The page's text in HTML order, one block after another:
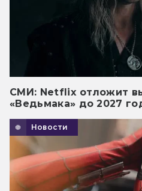
СМИ: Netflix отложит
«Ведьмака» до 2027
Новости